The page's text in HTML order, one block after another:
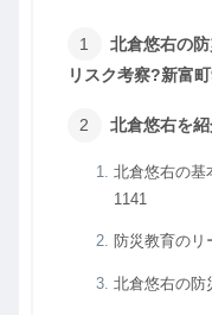
北倉悠右の
リスク考察?新富
北倉悠右を
北倉悠右の基
1141
防災教育のリ
北倉悠右の防